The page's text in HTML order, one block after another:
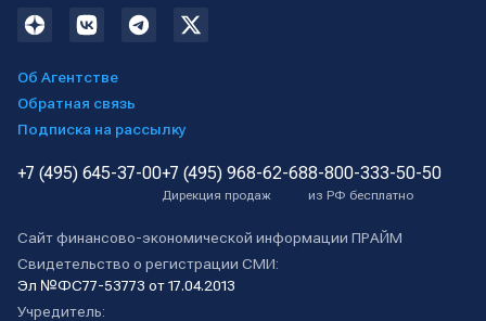
Об Агентстве
Обратная связь
Подписка на рассылку
+7 (495) 645-37-00+7 (495) 968-62-68
Дирекция продаж
8-800-333-50-50
из РФ бесплатно
Сайт финансово-экономической информации ПРАЙМ
Свидетельство о регистрации СМИ:
Эл №ФС77-53773 от 17.04.2013
Учредитель: